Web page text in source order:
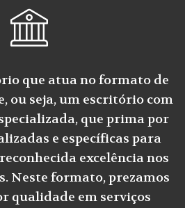
que atua no formato de
ou seja, um escritório com
que prima por
e específicas para
excelência nos
Neste formato, prezamos
qualidade em serviços